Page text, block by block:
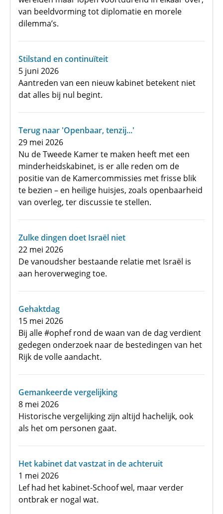
van beeldvorming tot diplomatie en morele
dilemma’s.
Stilstand en continuïteit
5 juni 2026
Aantreden van een nieuw kabinet betekent niet
dat alles bij nul begint.
Terug naar 'Openbaar, tenzij...'
29 mei 2026
Nu de Tweede Kamer te maken heeft met een
minderheidskabinet, is er alle reden om de
positie van de Kamercommissies met frisse blik
te bezien – en heilige huisjes, zoals openbaarheid
van overleg, ter discussie te stellen.
Zulke dingen doet Israël niet
22 mei 2026
De vanoudsher bestaande relatie met Israël is
aan heroverweging toe.
Gehaktdag
15 mei 2026
Bij alle #ophef rond de waan van de dag verdient
gedegen onderzoek naar de bestedingen van het
Rijk de volle aandacht.
Gemankeerde vergelijking
8 mei 2026
Historische vergelijking zijn altijd hachelijk, ook
als het om personen gaat.
Het kabinet dat vastzat in de achteruit
1 mei 2026
Lef had het kabinet-Schoof wel, maar verder
ontbrak er nogal wat.